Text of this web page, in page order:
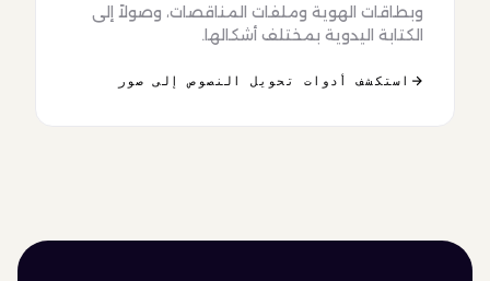
وبطاقات الهوية وملفات المناقصات، وصولاً إلى
الكتابة اليدوية بمختلف أشكالها.
استكشف أدوات تحويل النصوص إلى صور